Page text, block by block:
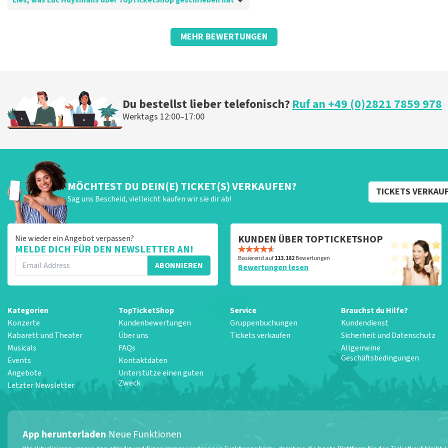
TopTicketShop
MEHR BEWERTUNGEN
Du bestellst lieber telefonisch?Ruf an +49 (0)2821 7859 978
Werktags 12:00–17:00
MÖCHTEST DU DEIN(E) TICKET(S) VERKAUFEN?
Sag uns Bescheid, vielleicht kaufen wir sie dir ab!
TICKETS
Nie wieder ein Angebot verpassen?
MELDE DICH FÜR DEN NEWSLETTER AN!
ABONNIEREN
KUNDEN ÜBER TOPTICKETSHOP
Basierend auf113.182Bewertungen
Bewertungen lesen
Kategorien
Konzerte
Kabarett und Theater
Musicals
Events
Angebote
Letzter Newsletter
TopTicketShop
Kundenbewertungen
Über uns
FAQs
Kontaktdaten
Unterstütze einen guten
Zweck
Service
Gruppenbuchungen
Tickets verkaufen
Brauchst du Hilfe?
Kundendienst
Sicherheit und Datenschutz
Allgemeine
Geschäftsbedingungen
App herunterladen Neue Funktionen